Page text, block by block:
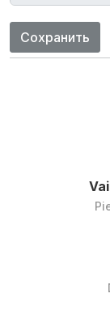
Сохранить